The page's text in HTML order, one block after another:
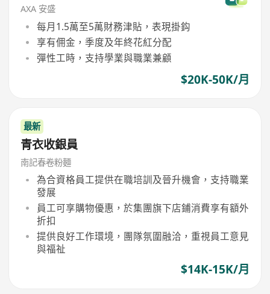
AXA 安盛
每月1.5萬至5萬財務津貼，表現掛鈎
享有佣金，季度及年終花紅分配
彈性工時，支持學業與職業兼顧
$20K-50K/月
最新
青衣收銀員
南記春卷粉麵
為合資格員工提供在職培訓及晉升機會，支持職業
發展
員工可享購物優惠，於集團旗下店鋪消費享有額外
折扣
提供良好工作環境，團隊氛圍融洽，重視員工意見
與福祉
$14K-15K/月